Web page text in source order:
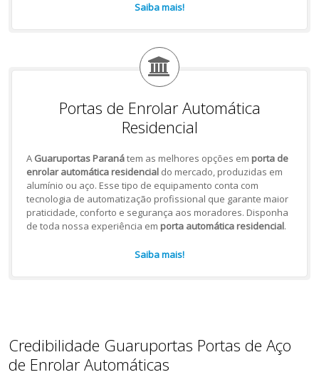
Saiba mais!
Portas de Enrolar Automática
Residencial
A Guaruportas Paranátem as melhores opções em porta de
enrolar automática residencialdo mercado, produzidas em
alumínio ou aço. Esse tipo de equipamento conta com
tecnologia de automatização profissional que garante maior
praticidade, conforto e segurança aos moradores. Disponha
de toda nossa experiência em porta automática residencial.
Saiba mais!
Credibilidade Guaruportas Portas de Aço
de Enrolar Automáticas